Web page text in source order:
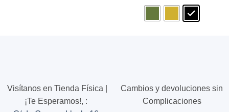
elegir
producto
elegir
Visítanos en Tienda Física |
¡Te Esperamos!, :
Cambios y devoluciones sin
Complicaciones